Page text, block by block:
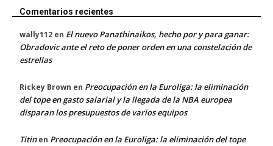
Comentarios recientes
wally112 en El nuevo Panathinaikos, hecho por y para ganar:
Obradovic ante el reto de poner orden en una constelación de
estrellas
Rickey Brown en Preocupación en la Euroliga: la eliminación
del tope en gasto salarial y la llegada de la NBA europea
disparan los presupuestos de varios equipos
Titinen Preocupación en la Euroliga: la eliminación del tope